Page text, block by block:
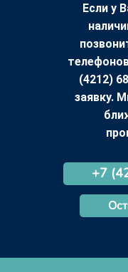
Если у
(4212)
заявку.
+7